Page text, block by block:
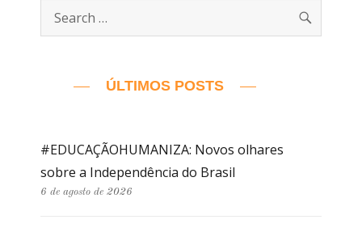
Search
for:
ÚLTIMOS POSTS
#EDUCAÇÃOHUMANIZA: Novos olhares
sobre a Independência do Brasil
6 de agosto de 2026